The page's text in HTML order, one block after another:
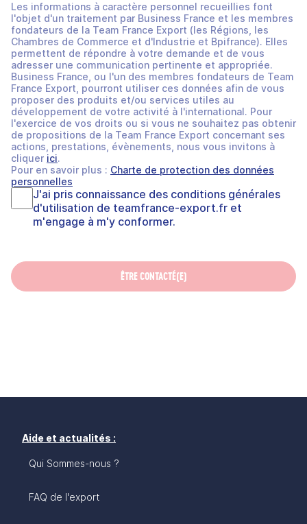
Les informations à caractère personnel recueillies font
l'objet d'un traitement par Business France et les membres
fondateurs de la Team France Export (les Régions, les
Chambres de Commerce et d'Industrie et Bpifrance). Elles
permettent de répondre à votre demande et de vous
adresser une communication pertinente et appropriée.
Business France, ou l'un des membres fondateurs de Team
France Export, pourront utiliser ces données afin de vous
proposer des produits et/ou services utiles au
développement de votre activité à l'international. Pour
l'exercice de vos droits ou si vous ne souhaitez pas obtenir
de propositions de la Team France Export concernant ses
actions, prestations, évènements, nous vous invitons à
cliquer ici.
Pour en savoir plus : Charte de protection des données
personnelles
J'ai pris connaissance des conditions générales
d'utilisation de teamfrance-export.fr et
m'engage à m'y conformer.
ÊTRE CONTACTÉ(E)
Aide et actualités :
Qui Sommes-nous ?
FAQ de l'export